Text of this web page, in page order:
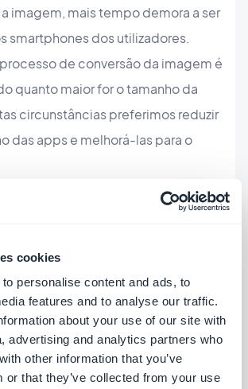
cookies
personalise content and ads, to
features and to analyse our traffic.
about your use of our site with
advertising and analytics partners who
other information that you’ve
or that they’ve collected from your use
imagem, mais tempo demora a ser
smartphones dos utilizadores.
de conversão da imagem é
quanto maior for o tamanho da
circunstâncias preferimos reduzir
das apps e melhorá-las para o
modificámos como as imagens são
invés de as submetermos grandes,
para todos e permitir que
as apresente de acordo com as
dispositivo, optámos por
e adaptá-la a cada dispositivo.